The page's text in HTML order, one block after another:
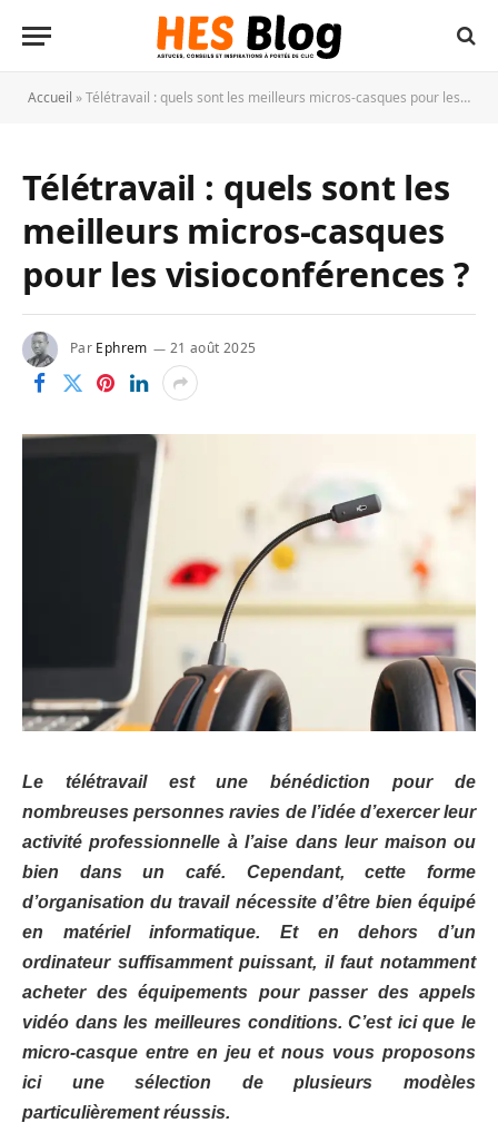
Accueil »Télétravail : quels sont les meilleurs micros-casques pour les visioconférences ?
Télétravail : quels sont les
meilleurs micros-casques
pour les visioconférences ?
Par Ephrem 21 août 2025
Le télétravail est une bénédiction pour de
nombreuses personnes ravies de l’idée d’exercer leur
activité professionnelle à l’aise dans leur maison ou
bien dans un café. Cependant, cette forme
d’organisation du travail nécessite d’être bien équipé
en matériel informatique. Et en dehors d’un
ordinateur suffisamment puissant, il faut notamment
acheter des équipements pour passer des appels
vidéo dans les meilleures conditions. C’est ici que le
micro-casque entre en jeu et nous vous proposons
ici une sélection de plusieurs modèles
particulièrement réussis.